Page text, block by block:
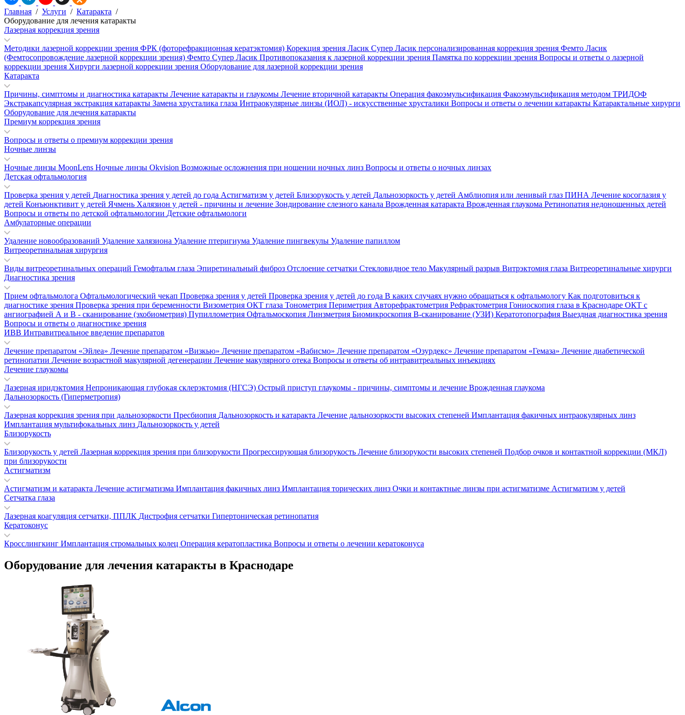
Главная / Услуги / Катаракта /
Оборудование для лечения катаракты
Лазерная коррекция зрения
Методики лазерной коррекции зрения ФРК (фоторефракционная кератэктомия) Корекция зрения Ласик Супер Ласик персонализированная коррекция зрения Фемто Ласик
(Фемтосопровождение лазерной коррекции зрения) Фемто Супер Ласик Противопоказания к лазерной коррекции зрения Памятка по коррекции зрения Вопросы и ответы о лазерной
коррекции зрения Хирурги лазерной коррекции зрения Оборудование для лазерной коррекции зрения
Катаракта
Причины, симптомы и диагностика катаракты Лечение катаракты и глаукомы Лечение вторичной катаракты Операция факоэмульсификация Факоэмульсификация методом ТРИДОФ
Экстракапсулярная экстракция катаракты Замена хрусталика глаза Интраокулярные линзы (ИОЛ) - искусственные хрусталики Вопросы и ответы о лечении катаракты Катарактальные хирурги
Оборудование для лечения катаракты
Премиум коррекция зрения
Вопросы и ответы о премиум коррекции зрения
Ночные линзы
Ночные линзы MoonLens Ночные линзы Okvision Возможные осложнения при ношении ночных линз Вопросы и ответы о ночных линзах
Детская офтальмология
Проверка зрения у детей Диагностика зрения у детей до года Астигматизм у детей Близорукость у детей Дальнозоркость у детей Амблиопия или ленивый глаз ПИНА Лечение косоглазия у
детей Конъюнктивит у детей Ячмень Халязион у детей - причины и лечение Зондирование слезного канала Врожденная катаракта Врожденная глаукома Ретинопатия недоношенных детей
Вопросы и ответы по детской офтальмологии Детские офтальмологи
Амбулаторные операции
Удаление новообразований Удаление халязиона Удаление птеригиума Удаление пингвекулы Удаление папиллом
Витреоретинальная хирургия
Виды витреоретинальных операций Гемофтальм глаза Эпиретинальный фиброз Отслоение сетчатки Стекловидное тело Макулярный разрыв Витрэктомия глаза Витреоретинальные хирурги
Диагностика зрения
Прием офтальмолога Офтальмологический чекап Проверка зрения у детей Проверка зрения у детей до года В каких случаях нужно обращаться к офтальмологу Как подготовиться к
диагностике зрения Проверка зрения при беременности Визометрия ОКТ глаза Тонометрия Периметрия Авторефрактометрия Рефрактометрия Гониоскопия глаза в Краснодаре ОКТ с
ангиографией А и В - сканирование (эхобиометрия) Пупиллометрия Офтальмоскопия Линзметрия Биомикроскопия В-сканирование (УЗИ) Кератотопография Выездная диагностика зрения
Вопросы и ответы о диагностике зрения
ИВВ Интравитреальное введение препаратов
Лечение препаратом «Эйлеа» Лечение препаратом «Визкью» Лечение препаратом «Вабисмо» Лечение препаратом «Озурдекс» Лечение препаратом «Гемаза» Лечение диабетической
ретинопатии Лечение возрастной макулярной дегенерации Лечение макулярного отека Вопросы и ответы об интравитреальных инъекциях
Лечение глаукомы
Лазерная иридэктомия Непроникающая глубокая склерэктомия (НГСЭ) Острый приступ глаукомы - причины, симптомы и лечение Врожденная глаукома
Дальнозоркость (Гиперметропия)
Лазерная коррекция зрения при дальнозоркости Пресбиопия Дальнозоркость и катаракта Лечение дальнозоркости высоких степеней Имплантация факичных интраокулярных линз
Имплантация мультифокальных линз Дальнозоркость у детей
Близорукость
Близорукость у детей Лазерная коррекция зрения при близорукости Прогрессирующая близорукость Лечение близорукости высоких степеней Подбор очков и контактной коррекции (МКЛ)
при близорукости
Астигматизм
Астигматизм и катаракта Лечение астигматизма Имплантация факичных линз Имплантация торических линз Очки и контактные линзы при астигматизме Астигматизм у детей
Сетчатка глаза
Лазерная коагуляция сетчатки, ППЛК Дистрофия сетчатки Гипертоническая ретинопатия
Кератоконус
Кросслингкинг Имплантация стромальных колец Операция кератопластика Вопросы и ответы о лечении кератоконуса
Оборудование для лечения катаракты в Краснодаре